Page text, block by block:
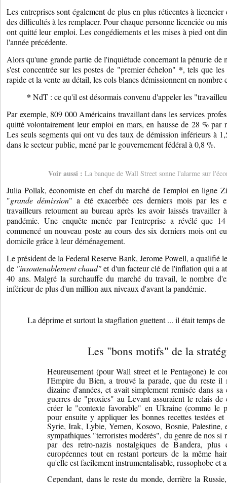
Les entreprises sont également de plus en plus réticentes à
des difficultés à les remplacer. Pour chaque personne licenciée ou
ont quitté leur emploi. Les congédiements et les mises à pied ont
l'année précédente.
Alors qu'une grande partie de l'inquiétude concernant la pénurie
s'est concentrée sur les postes de "premier échelon" *, tels que
rapide et la vente au détail, les cols blancs démissionnent en nombre
* NdT : ce qu'il est désormais convenu d'appeler les
Par exemple, 809 000 Américains travaillant dans les services
quitté volontairement leur emploi en mars, en hausse de 28 % par
Les seuls segments qui ont vu des taux de démission inférieurs à
dans le secteur public, mené par le gouvernement fédéral à 0,8 %.
Voir aussi : La banque de Wall Street sonne l'alarme sur
Julia Pollak, économiste en chef du marché de l'emploi en ligne
"grande démission" a été exacerbée ces derniers mois par les
travailleurs retournent au bureau après les avoir laissés
pandémie. Une enquête menée par l'entreprise a révélé que
commencé un nouveau poste au cours des six derniers mois ont
domicile grâce à leur déménagement.
Le président de la Federal Reserve Bank, Jerome Powell, a qualifié
de "insoutenablement chaud"et d'un facteur clé de l'inflation qui a
40 ans. Malgré la surchauffe du marché du travail, le nombre
inférieur de plus d'un million aux niveaux d'avant la pandémie.
La déprime et surtout la stagflation guettent ... il était temps
Les "bons motifs" de la
Heureusement (pour Wall street et le Pentagone) le
l'Empire du Bien, a trouvé la parade, que du reste il
dizaine d'années, et avait simplement remisée dans
guerres de "proxies" au Levant assuraient le relais
créer le "contexte favorable" en Ukraine (comme le
pour ensuite y appliquer les bonnes recettes testées
Syrie, Irak, Lybie, Yemen, Kosovo, Bosnie, Palestine,
sympathiques "terroristes modérés", du genre de nos si
par des retro-nazis nostalgiques de Bandera, plus
européennes tout en restant porteurs de la même
qu'elle est facilement instrumentalisable, russophobe et
Cependant, dans le reste du monde, derrière la